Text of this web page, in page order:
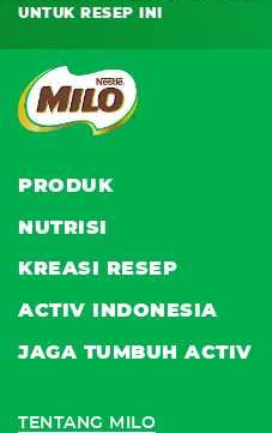
UNTUK RESEP INI
PRODUK
NUTRISI
KREASI RESEP
ACTIV INDONESIA
JAGA TUMBUH ACTIV
TENTANG MILO